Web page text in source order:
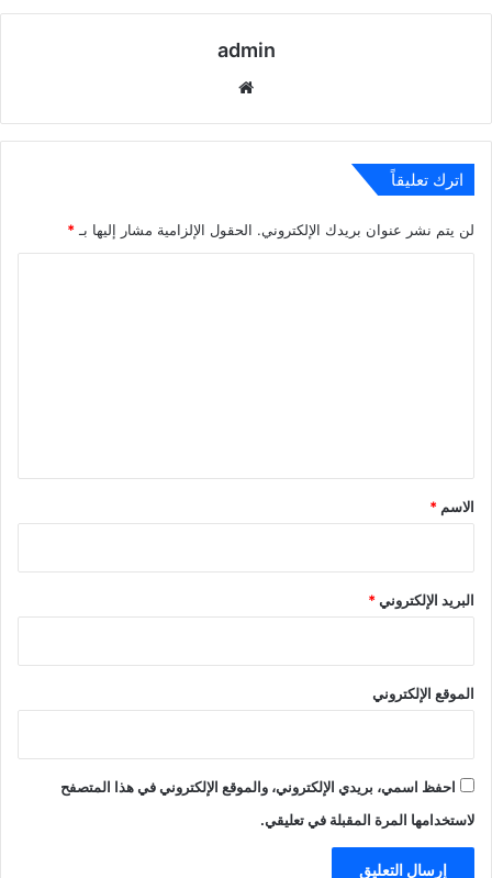
admin
اترك تعليقاً
لن يتم نشر عنوان بريدك الإلكتروني. الحقول الإلزامية مشار إليها بـ *
*
الاسم *
البريد الإلكتروني*
الموقع الإلكتروني
احفظ اسمي، بريدي الإلكتروني، والموقع الإلكتروني في هذا المتصفح
لاستخدامها المرة المقبلة في تعليقي.